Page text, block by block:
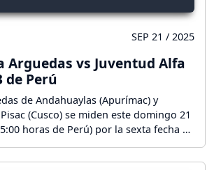
SEP 21 / 2025
Arguedas vs Juventud Alfa
de Perú
de Andahuaylas (Apurímac) y
(Cusco) se miden este domingo 21
horas de Perú) por la sexta fecha de